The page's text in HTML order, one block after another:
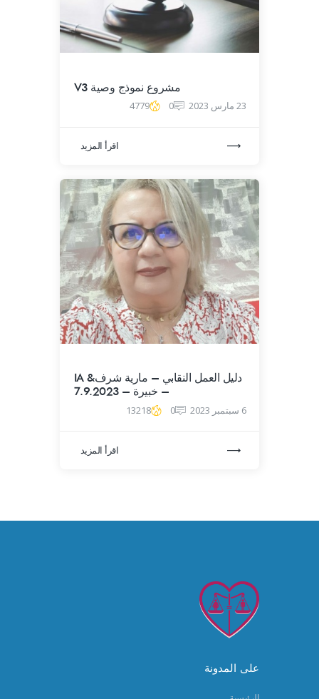
مشروع نموذج وصية V3
23 مارس 2023 0
4779
اقرأ المزيد
دليل العمل النقابي – مارية شرف& IA
– خبيرة – 7.9.2023
6 سبتمبر 2023 0
13218
اقرأ المزيد
على المدونة